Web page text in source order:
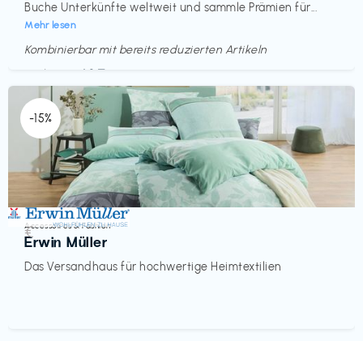
Buche Unterkünfte weltweit und sammle Prämien für...
Mehr lesen
Kombinierbar mit bereits reduzierten Artikeln
Endet in
<60 Tagen
-15%
Accessoires & Fashion
Erwin Müller
Das Versandhaus für hochwertige Heimtextilien
€‎